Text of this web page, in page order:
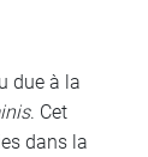
due à la
. Cet
dans la